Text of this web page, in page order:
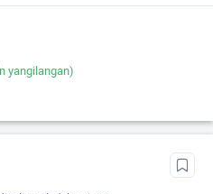
yangilangan)